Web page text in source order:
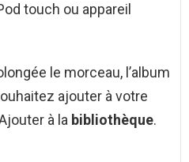
touch ou appareil
le morceau, l’album
ajouter à votre
à la bibliothèque.